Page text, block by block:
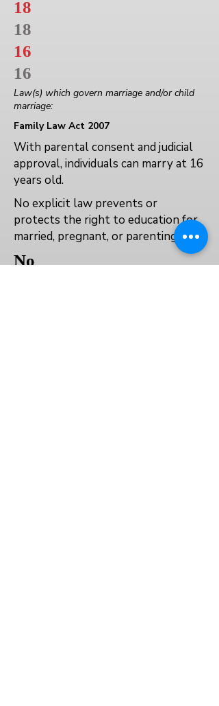
18
18
16
16
Law(s) which govern marriage and/or child
marriage:
Family Law Act 2007
With parental consent and judicial
approval, individuals can marry at 16
years old.
No explicit law prevents or
protects the right to education for
married, pregnant, or parenting girls.
No